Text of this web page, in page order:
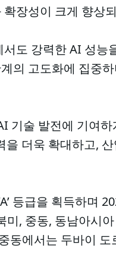
장성이 크게 향상
도 강력한 AI 성능
의 고도화에 집중
기술 발전에 기여하
더욱 확대하고,
등급을 획득하며
, 중동, 동남아시
동에서는 두바이 도